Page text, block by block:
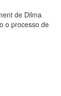
de Dilma
o processo de